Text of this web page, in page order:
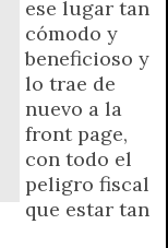
ese lugar tan
cómodo y
beneficioso y
lo trae de
nuevo a la
front page,
con todo el
peligro fiscal
que estar tan